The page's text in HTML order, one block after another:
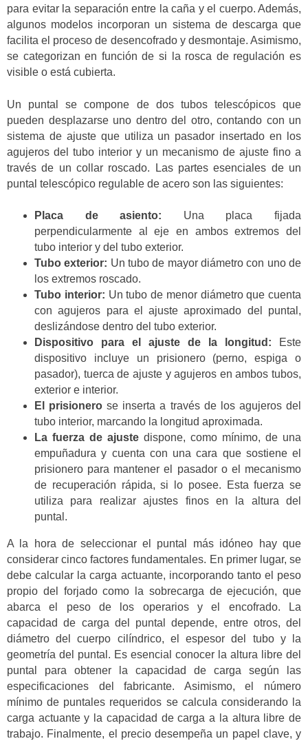
para evitar la separación entre la caña y el cuerpo. Además,
algunos modelos incorporan un sistema de descarga que
facilita el proceso de desencofrado y desmontaje. Asimismo,
se categorizan en función de si la rosca de regulación es
visible o está cubierta.
Un puntal se compone de dos tubos telescópicos que
pueden desplazarse uno dentro del otro, contando con un
sistema de ajuste que utiliza un pasador insertado en los
agujeros del tubo interior y un mecanismo de ajuste fino a
través de un collar roscado. Las partes esenciales de un
puntal telescópico regulable de acero son las siguientes:
Placa de asiento: Una placa fijada
perpendicularmente al eje en ambos extremos del
tubo interior y del tubo exterior.
Tubo exterior: Un tubo de mayor diámetro con uno de
los extremos roscado.
Tubo interior: Un tubo de menor diámetro que cuenta
con agujeros para el ajuste aproximado del puntal,
deslizándose dentro del tubo exterior.
Dispositivo para el ajuste de la longitud: Este
dispositivo incluye un prisionero (perno, espiga o
pasador), tuerca de ajuste y agujeros en ambos tubos,
exterior e interior.
El prisionero se inserta a través de los agujeros del
tubo interior, marcando la longitud aproximada.
La fuerza de ajuste dispone, como mínimo, de una
empuñadura y cuenta con una cara que sostiene el
prisionero para mantener el pasador o el mecanismo
de recuperación rápida, si lo posee. Esta fuerza se
utiliza para realizar ajustes finos en la altura del
puntal.
A la hora de seleccionar el puntal más idóneo hay que
considerar cinco factores fundamentales. En primer lugar, se
debe calcular la carga actuante, incorporando tanto el peso
propio del forjado como la sobrecarga de ejecución, que
abarca el peso de los operarios y el encofrado. La
capacidad de carga del puntal depende, entre otros, del
diámetro del cuerpo cilíndrico, el espesor del tubo y la
geometría del puntal. Es esencial conocer la altura libre del
puntal para obtener la capacidad de carga según las
especificaciones del fabricante. Asimismo, el número
mínimo de puntales requeridos se calcula considerando la
carga actuante y la capacidad de carga a la altura libre de
trabajo. Finalmente, el precio desempeña un papel clave, y